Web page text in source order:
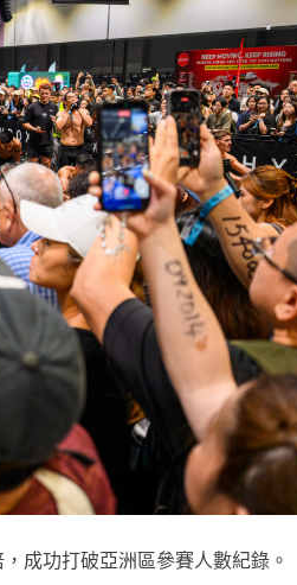
成功打破亞洲區參賽人數紀錄。